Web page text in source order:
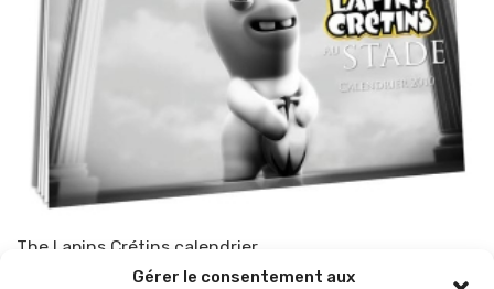
Gérer le consentement aux
The Lapins Crétins calendrier
TOP-PARENTS 12 septembre 2009